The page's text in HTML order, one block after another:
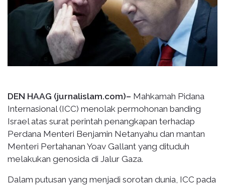
DEN HAAG (jurnalislam.com)– Mahkamah Pidana
Internasional (ICC) menolak permohonan banding
Israel atas surat perintah penangkapan terhadap
Perdana Menteri Benjamin Netanyahu dan mantan
Menteri Pertahanan Yoav Gallant yang dituduh
melakukan genosida di Jalur Gaza.
Dalam putusan yang menjadi sorotan dunia, ICC pada